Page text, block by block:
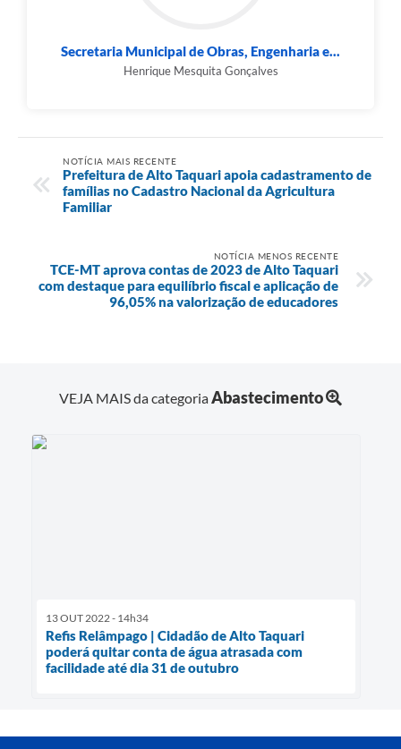
Secretaria Municipal de Obras, Engenharia e...
Henrique Mesquita Gonçalves
NOTÍCIA MAIS RECENTE
Prefeitura de Alto Taquari apoia cadastramento de
famílias no Cadastro Nacional da Agricultura
Familiar
NOTÍCIA MENOS RECENTE
TCE-MT aprova contas de 2023 de Alto Taquari
com destaque para equilíbrio fiscal e aplicação de
96,05% na valorização de educadores
VEJA MAIS da categoriaAbastecimento
13 OUT 2022 - 14h34
Refis Relâmpago | Cidadão de Alto Taquari
poderá quitar conta de água atrasada com
facilidade até dia 31 de outubro